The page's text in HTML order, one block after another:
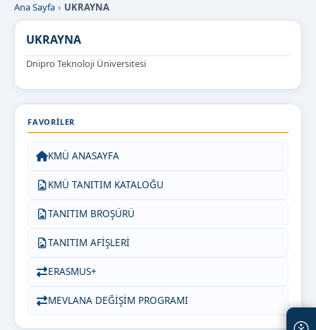
Ana Sayfa UKRAYNA
UKRAYNA
Dnipro Teknoloji Üniversitesi
FAVORILER
KMÜ ANASAYFA
KMÜ TANITIM KATALOĞU
TANITIM BROŞÜRÜ
TANITIM AFİŞLERİ
ERASMUS+
MEVLANA DEĞİŞİM PROGRAMI